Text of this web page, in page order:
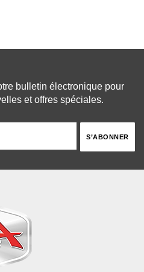
bulletin électronique pour
et offres spéciales.